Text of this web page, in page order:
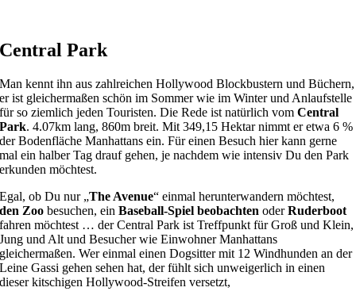
Central Park
Man kennt ihn aus zahlreichen Hollywood Blockbustern und Büchern,
er ist gleichermaßen schön im Sommer wie im Winter und Anlaufstelle
für so ziemlich jeden Touristen. Die Rede ist natürlich vomCentral
Park. 4.07km lang, 860m breit. Mit 349,15 Hektar nimmt er etwa 6 %
der Bodenfläche Manhattans ein. Für einen Besuch hier kann gerne
mal ein halber Tag drauf gehen, je nachdem wie intensiv Du den Park
erkunden möchtest.
Egal, ob Du nur „The Avenue“ einmal herunterwandern möchtest,
den Zoo besuchen, einBaseball-Spiel beobachten oderRuderboot
fahren möchtest … der Central Park ist Treffpunkt für Groß und Klein,
Jung und Alt und Besucher wie Einwohner Manhattans
gleichermaßen. Wer einmal einen Dogsitter mit 12 Windhunden an der
Leine Gassi gehen sehen hat, der fühlt sich unweigerlich in einen
dieser kitschigen Hollywood-Streifen versetzt,